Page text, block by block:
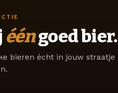
ééngoed bier.
bieren écht in jouw straatje